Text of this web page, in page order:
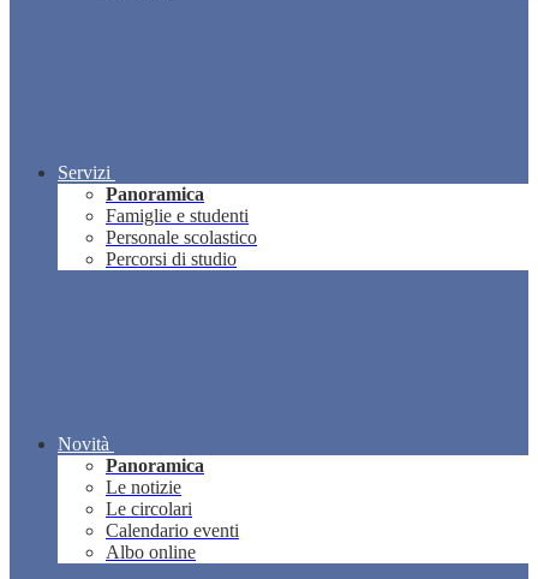
Servizi
Panoramica
Famiglie e studenti
Personale scolastico
Percorsi di studio
Novità
Panoramica
Le notizie
Le circolari
Calendario eventi
Albo online